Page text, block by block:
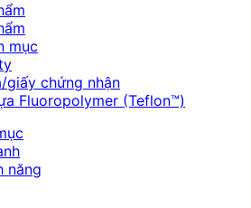
mục
giấy chứng nhận
Fluoropolymer (Teflon™)
năng